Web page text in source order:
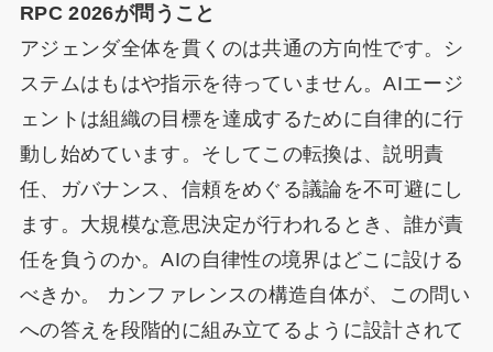
RPC 2026が問うこと
アジェンダ全体を貫くのは共通の方向性です。シ
ステムはもはや指示を待っていません。AIエージ
ェントは組織の目標を達成するために自律的に行
動し始めています。そしてこの転換は、説明責
任、ガバナンス、信頼をめぐる議論を不可避にし
ます。大規模な意思決定が行われるとき、誰が責
任を負うのか。AIの自律性の境界はどこに設ける
べきか。 カンファレンスの構造自体が、この問い
への答えを段階的に組み立てるように設計されて